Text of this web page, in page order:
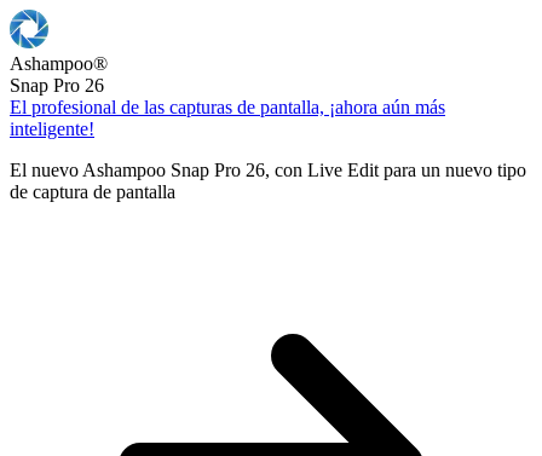
Ashampoo®
Snap Pro 26
El profesional de las capturas de pantalla, ¡ahora aún más
inteligente!
El nuevo Ashampoo Snap Pro 26, con Live Edit para un nuevo tipo
de captura de pantalla